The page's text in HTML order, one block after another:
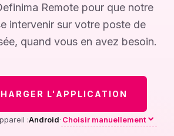
Remote pour que notre
intervenir sur votre poste de
quand vous en avez besoin.
L'APPLICATION
:Android· Choisir manuellement